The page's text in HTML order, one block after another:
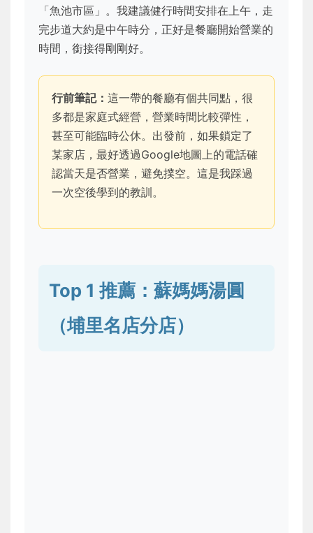
「魚池市區」。我建議健行時間安排在上午，走
完步道大約是中午時分，正好是餐廳開始營業的
時間，銜接得剛剛好。
行前筆記： 這一帶的餐廳有個共同點，很
多都是家庭式經營，營業時間比較彈性，
甚至可能臨時公休。出發前，如果鎖定了
某家店，最好透過Google地圖上的電話確
認當天是否營業，避免撲空。這是我踩過
一次空後學到的教訓。
Top 1 推薦：蘇媽媽湯圓
（埔里名店分店）